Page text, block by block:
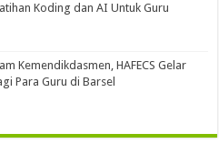
Koding dan AI Untuk Guru
Kemendikdasmen, HAFECS Gelar
Para Guru di Barsel